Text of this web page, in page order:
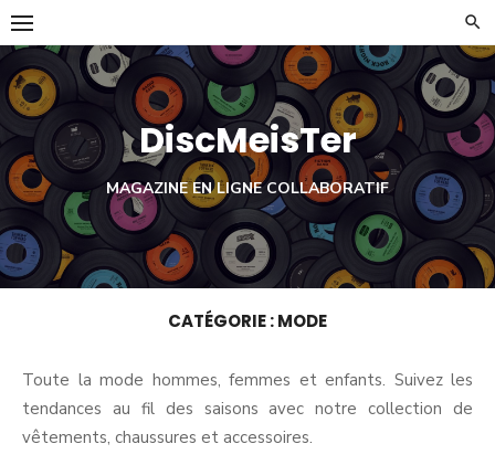
Skip
to
content
DiscMeisTer
MAGAZINE EN LIGNE COLLABORATIF
CATÉGORIE :MODE
Toute la mode hommes, femmes et enfants. Suivez les
tendances au fil des saisons avec notre collection de
vêtements, chaussures et accessoires.